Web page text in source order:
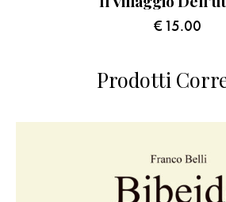
€15.00
Prodotti